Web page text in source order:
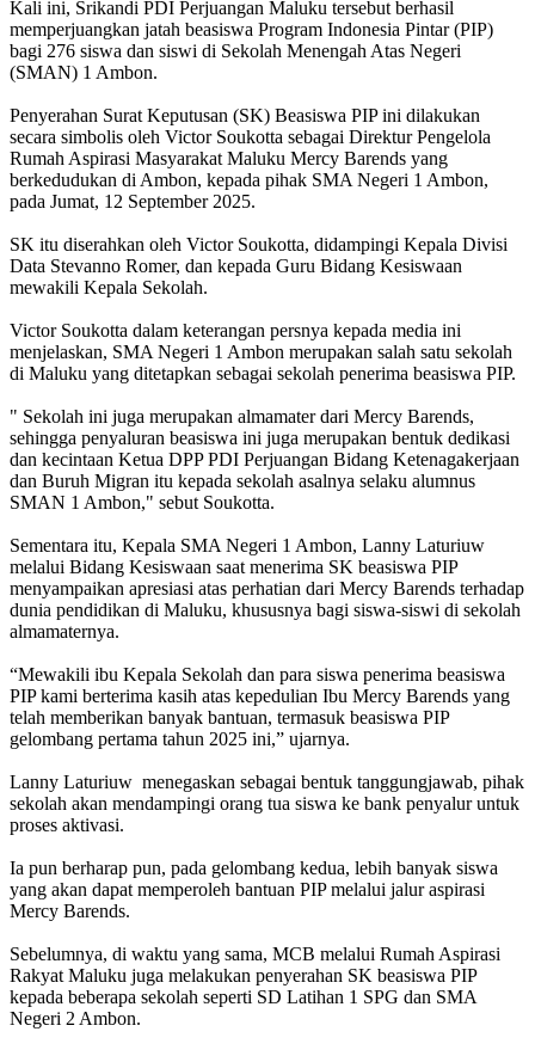
Kali ini, Srikandi PDI Perjuangan Maluku tersebut berhasil
memperjuangkan jatah beasiswa Program Indonesia Pintar (PIP)
bagi 276 siswa dan siswi di Sekolah Menengah Atas Negeri
(SMAN) 1 Ambon.
Penyerahan Surat Keputusan (SK) Beasiswa PIP ini dilakukan
secara simbolis oleh Victor Soukotta sebagai Direktur Pengelola
Rumah Aspirasi Masyarakat Maluku Mercy Barends yang
berkedudukan di Ambon, kepada pihak SMA Negeri 1 Ambon,
pada Jumat, 12 September 2025.
SK itu diserahkan oleh Victor Soukotta, didampingi Kepala Divisi
Data Stevanno Romer, dan kepada Guru Bidang Kesiswaan
mewakili Kepala Sekolah.
Victor Soukotta dalam keterangan persnya kepada media ini
menjelaskan, SMA Negeri 1 Ambon merupakan salah satu sekolah
di Maluku yang ditetapkan sebagai sekolah penerima beasiswa PIP.
" Sekolah ini juga merupakan almamater dari Mercy Barends,
sehingga penyaluran beasiswa ini juga merupakan bentuk dedikasi
dan kecintaan Ketua DPP PDI Perjuangan Bidang Ketenagakerjaan
dan Buruh Migran itu kepada sekolah asalnya selaku alumnus
SMAN 1 Ambon," sebut Soukotta.
Sementara itu, Kepala SMA Negeri 1 Ambon, Lanny Laturiuw
melalui Bidang Kesiswaan saat menerima SK beasiswa PIP
menyampaikan apresiasi atas perhatian dari Mercy Barends terhadap
dunia pendidikan di Maluku, khususnya bagi siswa-siswi di sekolah
almamaternya.
“Mewakili ibu Kepala Sekolah dan para siswa penerima beasiswa
PIP kami berterima kasih atas kepedulian Ibu Mercy Barends yang
telah memberikan banyak bantuan, termasuk beasiswa PIP
gelombang pertama tahun 2025 ini,” ujarnya.
Lanny Laturiuw menegaskan sebagai bentuk tanggungjawab, pihak
sekolah akan mendampingi orang tua siswa ke bank penyalur untuk
proses aktivasi.
Ia pun berharap pun, pada gelombang kedua, lebih banyak siswa
yang akan dapat memperoleh bantuan PIP melalui jalur aspirasi
Mercy Barends.
Sebelumnya, di waktu yang sama, MCB melalui Rumah Aspirasi
Rakyat Maluku juga melakukan penyerahan SK beasiswa PIP
kepada beberapa sekolah seperti SD Latihan 1 SPG dan SMA
Negeri 2 Ambon.